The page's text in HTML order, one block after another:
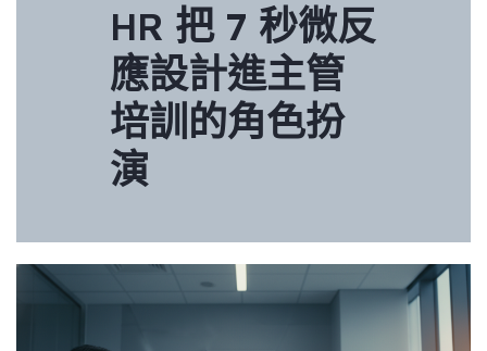
HR 把 7 秒微反
應設計進主管
培訓的角色扮
演